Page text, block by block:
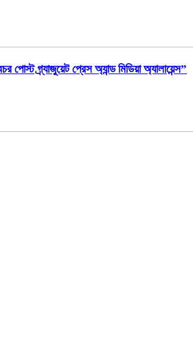
পোস্ট গ্র্যাজুয়েট প্রেস অ্যান্ড মিডিয়া অ্যালায়েন্স”